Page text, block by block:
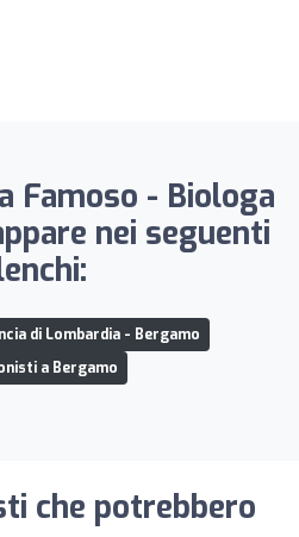
Famoso - Biologa
nei seguenti
di Lombardia - Bergamo
a Bergamo
che potrebbero